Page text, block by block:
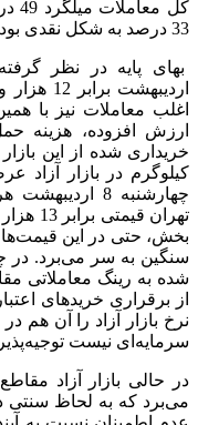
33 درصد به شکل نقدی بوده است.
اغلب معاملات نیز با
ارزش افزوده، هزینه
کیلوگرم در بازار
چهارشنبه 8
بخش، حتی در این قیمت‌ها
سنگین به سر می‌برد. در
شده به رینگ معاملاتی
از برقراری خریدهای
نرخ بازار آزاد را آن
سرمایه‌ای نیست
در حالی بازار آزاد
می‌برد که به لحاظ سنتی